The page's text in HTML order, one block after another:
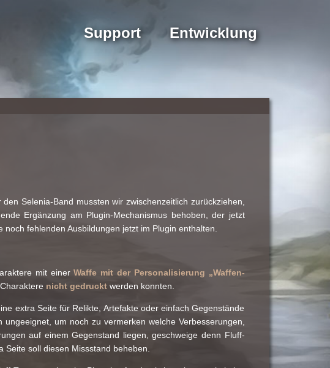
Support Entwicklung
Selenia-Band mussten wir zwischenzeitlich zurückziehen,
Ergänzung am Plugin-Mechanismus behoben, der jetzt
fehlenden Ausbildungen jetzt im Plugin enthalten.
mit einerWaffe mit der Personalisierung „Waffen-
nicht gedrucktwerden konnten.
extra Seite für Relikte, Artefakte oder einfach Gegenstände
um noch zu vermerken welche Verbesserungen,
auf einem Gegenstand liegen, geschweige denn Fluff-
soll diesen Missstand beheben.